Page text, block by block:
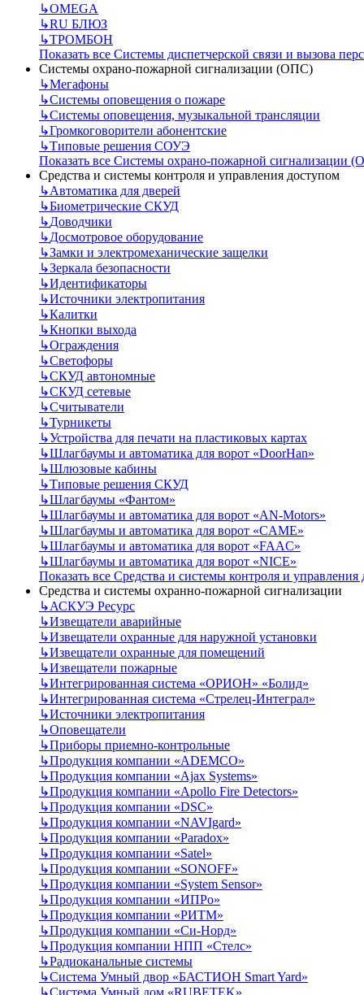
↳OMEGA
↳RU БЛЮЗ
↳ТРОМБОН
Показать все Системы диспетчерской связи и вызова
Системы охрано-пожарной сигнализации (ОПС)
↳Мегафоны
↳Системы оповещения о пожаре
↳Системы оповещения, музыкальной трансляции
↳Громкоговорители абонентские
↳Типовые решения СОУЭ
Показать все Системы охрано-пожарной сигнализации
Средства и системы контроля и управления доступом
↳Автоматика для дверей
↳Биометрические СКУД
↳Доводчики
↳Досмотровое оборудование
↳Замки и электромеханические защелки
↳Зеркала безопасности
↳Идентификаторы
↳Источники электропитания
↳Калитки
↳Кнопки выхода
↳Ограждения
↳Светофоры
↳СКУД автономные
↳СКУД сетевые
↳Считыватели
↳Турникеты
↳Устройства для печати на пластиковых картах
↳Шлагбаумы и автоматика для ворот «DoorHan»
↳Шлюзовые кабины
↳Типовые решения СКУД
↳Шлагбаумы «Фантом»
↳Шлагбаумы и автоматика для ворот «AN-Motors»
↳Шлагбаумы и автоматика для ворот «CAME»
↳Шлагбаумы и автоматика для ворот «FAAC»
↳Шлагбаумы и автоматика для ворот «NICE»
Показать все Средства и системы контроля и управления
Средства и системы охранно-пожарной сигнализации
↳АСКУЭ Ресурс
↳Извещатели аварийные
↳Извещатели охранные для наружной установки
↳Извещатели охранные для помещений
↳Извещатели пожарные
↳Интегрированная система «ОРИОН» «Болид»
↳Интегрированная система «Стрелец-Интеграл»
↳Источники электропитания
↳Оповещатели
↳Приборы приемно-контрольные
↳Продукция компании «ADEMCO»
↳Продукция компании «Ajax Systems»
↳Продукция компании «Apollo Fire Detectors»
↳Продукция компании «DSC»
↳Продукция компании «NAVIgard»
↳Продукция компании «Paradox»
↳Продукция компании «Satel»
↳Продукция компании «SONOFF»
↳Продукция компании «System Sensor»
↳Продукция компании «ИПРо»
↳Продукция компании «РИТМ»
↳Продукция компании «Си-Норд»
↳Продукция компании НПП «Стелс»
↳Радиоканальные системы
↳Система Умный двор «БАСТИОН Smart Yard»
↳Система Умный дом «RUBETEK»